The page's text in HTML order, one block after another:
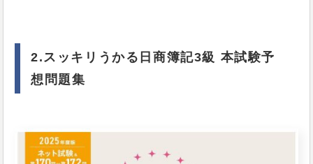
2.スッキリうかる日商簿記3級 本試験予
想問題集